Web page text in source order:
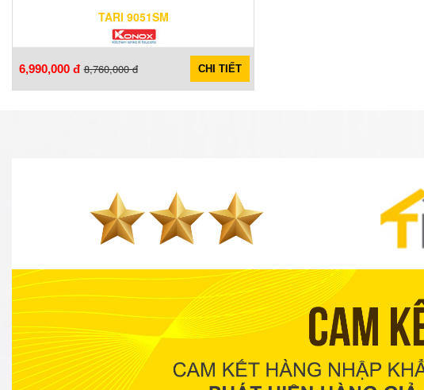
TARI 9051SM
6,990,000 đ 8,760,000 đ CHI TIẾT